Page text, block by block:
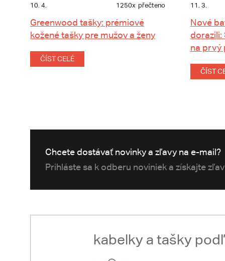
10. 4. 1250x přečteno
Greenwood tašky: prémiové
kožené tašky pre mužov a ženy
ČÍST CELÉ
11. 3.
Nové
dorazili:
na prvý
ČÍST
Chcete dostávať novinky a zľavy na e-mail?
Prihláste sa k odberu noviniek a získajte
kabelky a tašky